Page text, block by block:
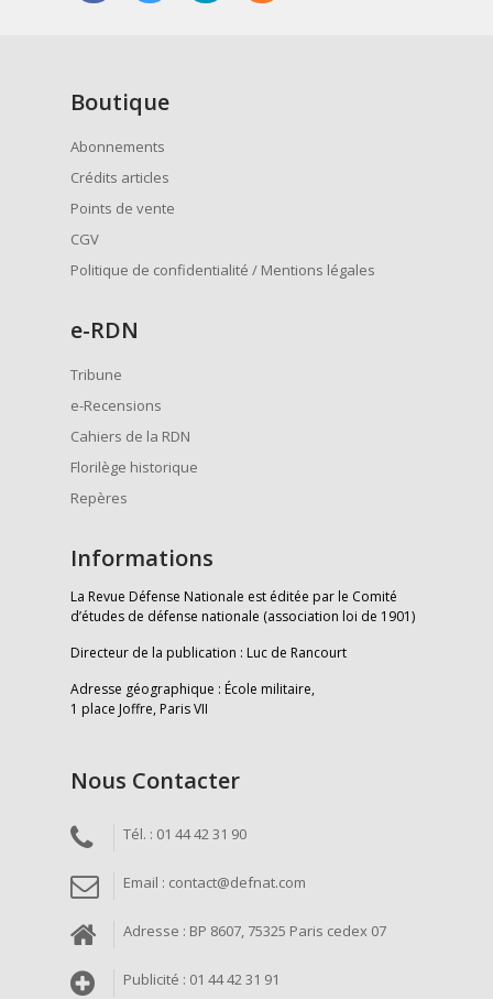
Boutique
Abonnements
Crédits articles
Points de vente
CGV
Politique de confidentialité / Mentions légales
e-RDN
Tribune
e-Recensions
Cahiers de la RDN
Florilège historique
Repères
Informations
La Revue Défense Nationale est éditée par le Comité
d’études de défense nationale (association loi de 1901)
Directeur de la publication : Luc de Rancourt
Adresse géographique : École militaire,
1 place Joffre, Paris VII
Nous Contacter
Tél. : 01 44 42 31 90
Email : contact@defnat.com
Adresse : BP 8607, 75325 Paris cedex 07
Publicité : 01 44 42 31 91